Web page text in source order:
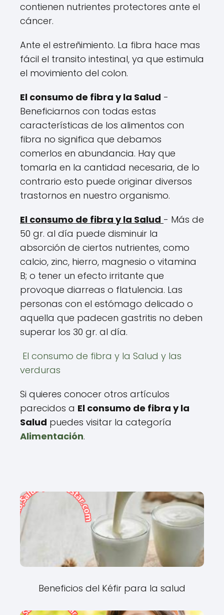
contienen nutrientes protectores ante el
cáncer.
Ante el estreñimiento. La fibra hace mas
fácil el transito intestinal, ya que estimula
el movimiento del colon.
El consumo de fibra y la Salud -
Beneficiarnos con todas estas
características de los alimentos con
fibra no significa que debamos
comerlos en abundancia. Hay que
tomarla en la cantidad necesaria, de lo
contrario esto puede originar diversos
trastornos en nuestro organismo.
El consumo de fibra y la Salud - Más de
50 gr. al día puede disminuir la
absorción de ciertos nutrientes, como
calcio, zinc, hierro, magnesio o vitamina
B; o tener un efecto irritante que
provoque diarreas o flatulencia. Las
personas con el estómago delicado o
aquella que padecen gastritis no deben
superar los 30 gr. al día.
El consumo de fibra y la Salud y las
verduras
Si quieres conocer otros artículos
parecidos a El consumo de fibra y la
Salud puedes visitar la categoría
Alimentación.
Beneficios del Kéfir para la salud